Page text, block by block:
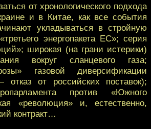
от хронологического подхода
и в Китае, как все события
укладываться в стройную
энергопакета ЕС»; серия
широкая (на грани истерики)
вокруг сланцевого газа;
газовой диверсификации
от российских поставок);
против «Южного
«революция» и, естественно,
контракт…